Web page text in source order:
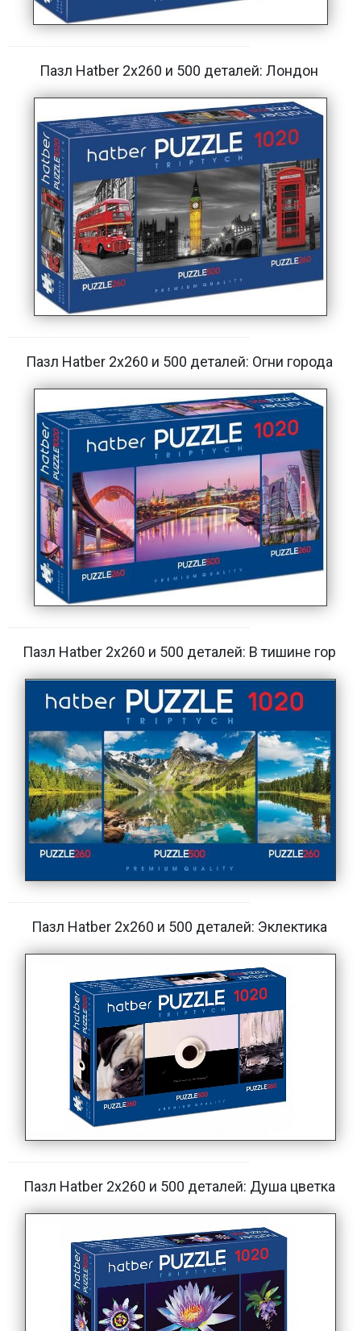
Пазл Hatber 2х260 и 500 деталей: Лондон
Пазл Hatber 2х260 и 500 деталей: Огни города
Пазл Hatber 2х260 и 500 деталей: В тишине гор
Пазл Hatber 2х260 и 500 деталей: Эклектика
Пазл Hatber 2х260 и 500 деталей: Душа цветка